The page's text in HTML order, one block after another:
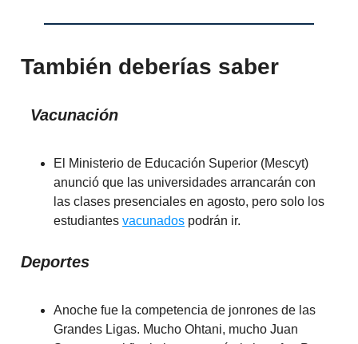
También deberías saber
Vacunación
El Ministerio de Educación Superior (Mescyt)
anunció que las universidades arrancarán con
las clases presenciales en agosto, pero solo los
estudiantes vacunados podrán ir.
Deportes
Anoche fue la competencia de jonrones de las
Grandes Ligas. Mucho Ohtani, mucho Juan